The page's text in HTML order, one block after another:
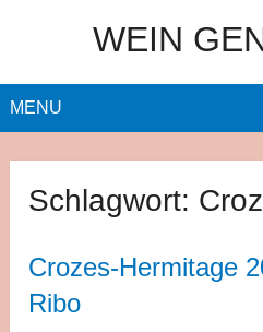
WEIN
MENU
Schlagwort:
Crozes-Hermitage
Ribo